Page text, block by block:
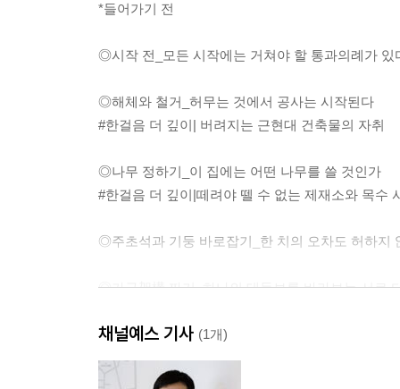
*들어가기 전
◎시작 전_모든 시작에는 거쳐야 할 통과의례가 있
◎해체와 철거_허무는 것에서 공사는 시작된다
#한걸음 더 깊이| 버려지는 근현대 건축물의 자취
◎나무 정하기_이 집에는 어떤 나무를 쓸 것인가
#한걸음 더 깊이|떼려야 뗄 수 없는 제재소와 목수
◎주초석과 기둥 바로잡기_한 치의 오차도 허하지
◎가구架構 짜기_하나의 대들보를 바라보는 서로
◎설비공사_설비란 무엇이냐 물으신다면 물에 관
◎지붕 만들기_수평과 수직의 세계를 건너 곡선의
채널예스 기사 (1개)